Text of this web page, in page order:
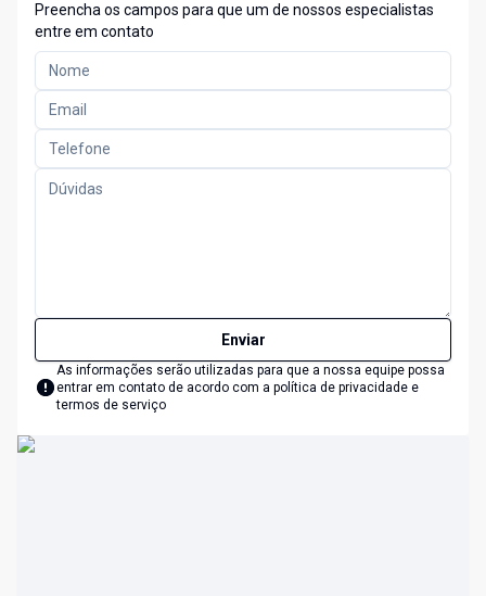
Preencha os campos para que um de nossos especialistas
entre em contato
Enviar
As informações serão utilizadas para que a nossa equipe possa
entrar em contato de acordo com a política de privacidade e
termos de serviço